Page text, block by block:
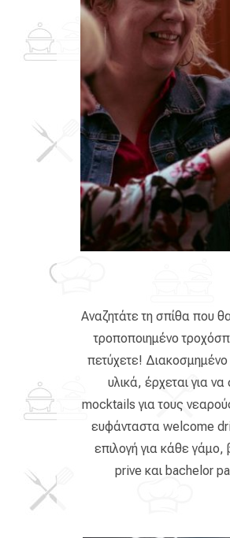
Αναζητάτε τη σπίθα που
τροποποιημένο
πετύχετε!
υλικά, έρχεται για
mocktails για τους
ευφάνταστα welcome
επιλογή για κάθε γάμο,
prive και bachelor